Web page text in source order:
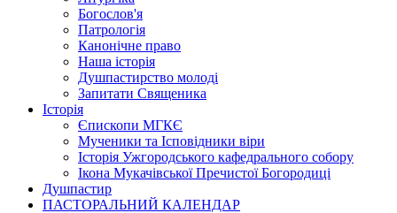
Богослов'я
Патрологія
Канонічне право
Наша історія
Душпастирство молоді
Запитати Священика
Історія
Єпископи МГКЄ
Мученики та Ісповідники віри
Історія Ужгородського кафедрального собору
Ікона Мукачівської Пречистої Богородиці
Душпастир
ПАСТОРАЛЬНИЙ КАЛЕНДАР